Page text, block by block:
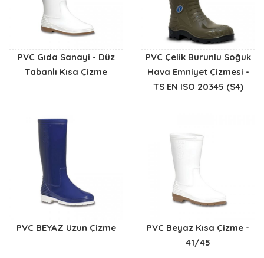
PVC Gıda Sanayi - Düz
Tabanlı Kısa Çizme
PVC Çelik Burunlu Soğuk
Hava Emniyet Çizmesi -
TS EN ISO 20345 (S4)
PVC BEYAZ Uzun Çizme
PVC Beyaz Kısa Çizme -
41/45